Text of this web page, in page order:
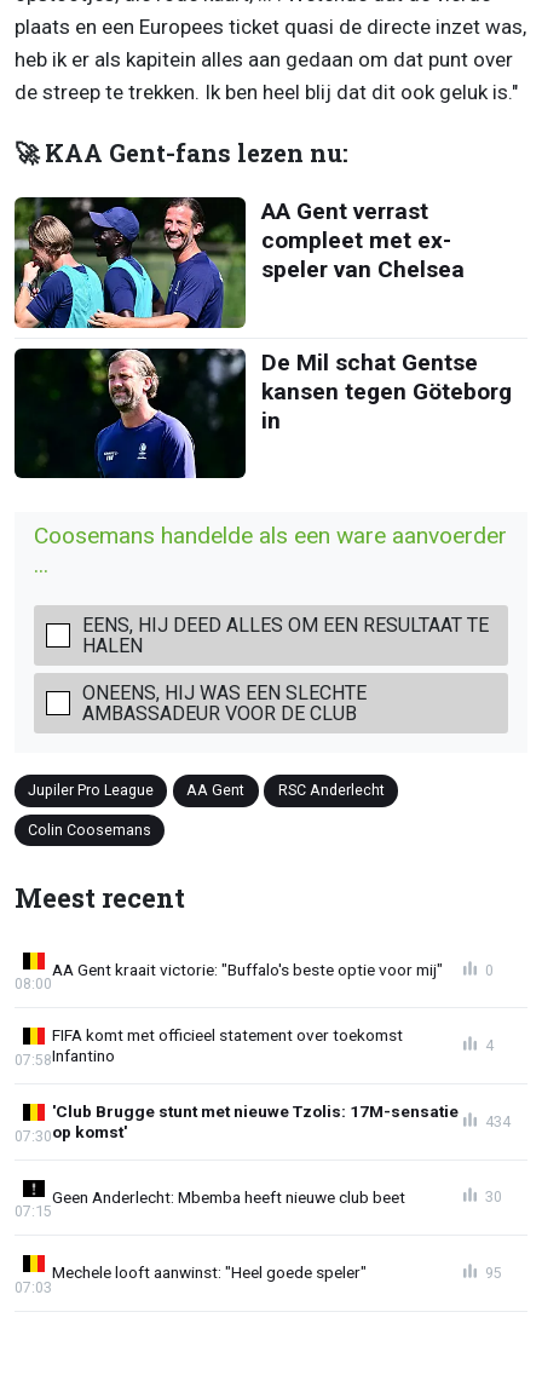
plaats en een Europees ticket quasi de directe inzet was,
heb ik er als kapitein alles aan gedaan om dat punt over
de streep te trekken. Ik ben heel blij dat dit ook geluk is."
🚀 KAA Gent-fans lezen nu:
AA Gent verrast
compleet met ex-
speler van Chelsea
De Mil schat Gentse
kansen tegen Göteborg
in
Coosemans handelde als een ware aanvoerder
...
EENS, HIJ DEED ALLES OM EEN RESULTAAT TE
HALEN
ONEENS, HIJ WAS EEN SLECHTE
AMBASSADEUR VOOR DE CLUB
Jupiler Pro League AA Gent RSC Anderlecht
Colin Coosemans
Meest recent
AA Gent kraait victorie: "Buffalo's beste optie voor mij"
08:00
0
FIFA komt met officieel statement over toekomst
Infantino
07:58
4
'Club Brugge stunt met nieuwe Tzolis: 17M-sensatie
op komst'
07:30
434
Geen Anderlecht: Mbemba heeft nieuwe club beet
07:15
30
Mechele looft aanwinst: "Heel goede speler"
07:03
95